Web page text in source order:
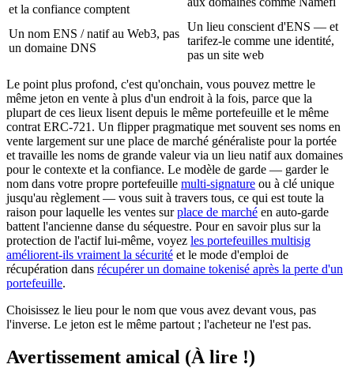
et la confiance comptent
Un nom ENS / natif au Web3, pas
un domaine DNS
Un lieu conscient d'ENS — et
tarifez-le comme une identité,
pas un site web
Le point plus profond, c'est qu'onchain, vous pouvez mettre le
même jeton en vente à plus d'un endroit à la fois, parce que la
plupart de ces lieux lisent depuis le même portefeuille et le même
contrat ERC-721. Un flipper pragmatique met souvent ses noms en
vente largement sur une place de marché généraliste pour la portée
et travaille les noms de grande valeur via un lieu natif aux domaines
pour le contexte et la confiance. Le modèle de garde — garder le
nom dans votre propre portefeuille multi-signature ou à clé unique
jusqu'au règlement — vous suit à travers tous, ce qui est toute la
raison pour laquelle les ventes surplace de marché en auto-garde
battent l'ancienne danse du séquestre. Pour en savoir plus sur la
protection de l'actif lui-même, voyez les portefeuilles multisig
améliorent-ils vraiment la sécurité et le mode d'emploi de
récupération dans récupérer un domaine tokenisé après la perte d'un
portefeuille.
Choisissez le lieu pour le nom que vous avez devant vous, pas
l'inverse. Le jeton est le même partout ; l'acheteur ne l'est pas.
Avertissement amical (À lire !)